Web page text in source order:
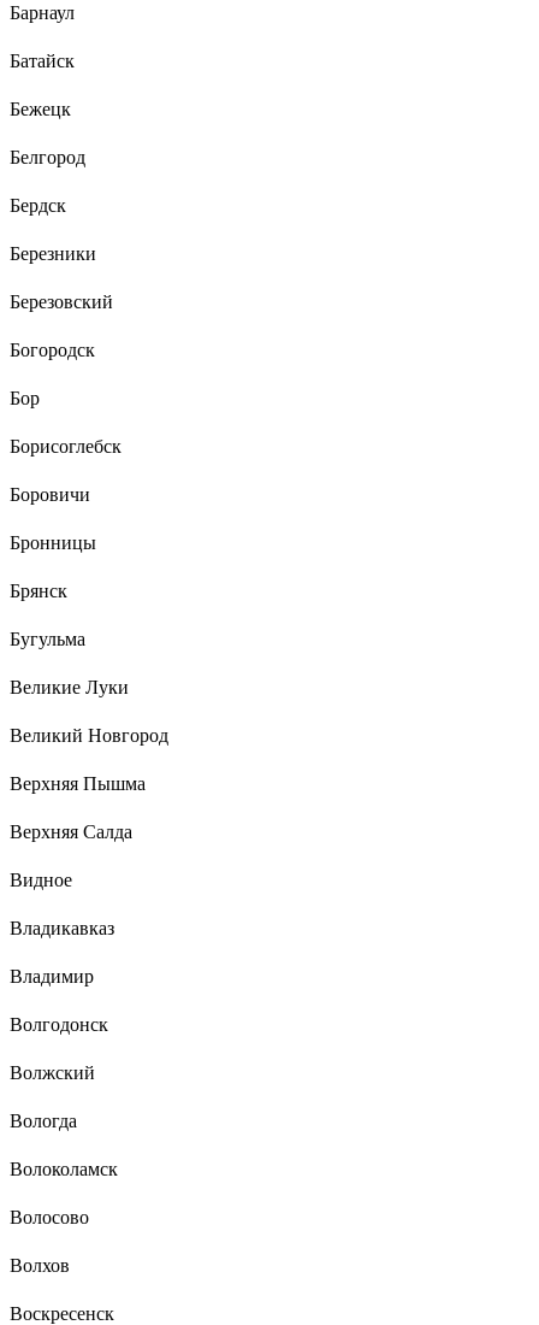
Барнаул
Батайск
Бежецк
Белгород
Бердск
Березники
Березовский
Богородск
Бор
Борисоглебск
Боровичи
Бронницы
Брянск
Бугульма
Великие Луки
Великий Новгород
Верхняя Пышма
Верхняя Салда
Видное
Владикавказ
Владимир
Волгодонск
Волжский
Вологда
Волоколамск
Волосово
Волхов
Воскресенск